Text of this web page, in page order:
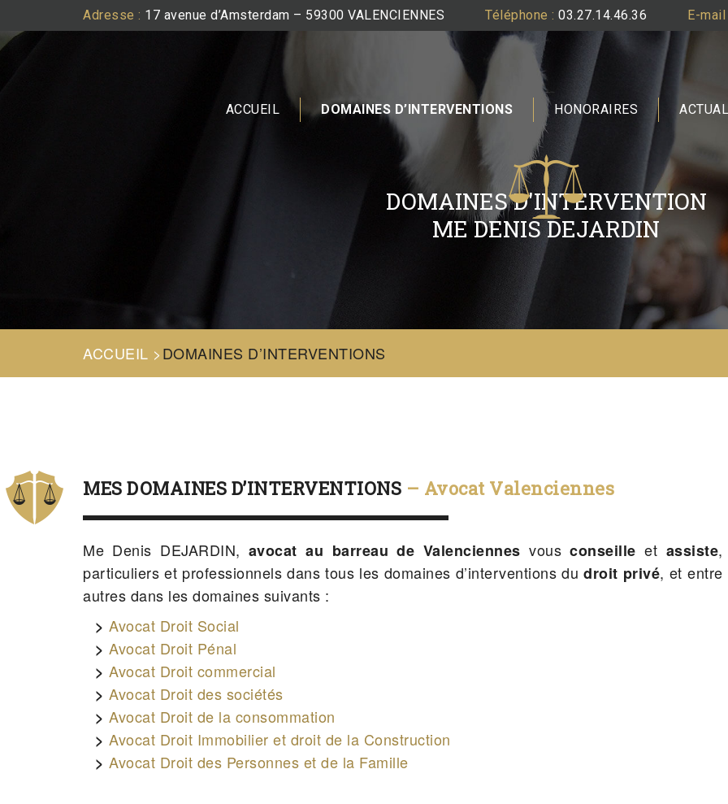
Adresse : 17 avenue d’Amsterdam – 59300 VALENCIENNES Téléphone : 03.27.14.46.36 E-mail
ACCUEIL DOMAINES D’INTERVENTIONS HONORAIRES
ME DENIS DEJARDIN
DOMAINES D'INTERVENTION
ACCUEIL >DOMAINES D’INTERVENTIONS
MES DOMAINES D’INTERVENTIONS – Avocat Valenciennes
Me Denis DEJARDIN, avocat au barreau de Valenciennes vousconseille et assiste,
particuliers et professionnels dans tous les domaines d’interventions dudroit privé, et entre
autres dans les domaines suivants :
Avocat Droit Social
Avocat Droit Pénal
Avocat Droit commercial
Avocat Droit des sociétés
Avocat Droit de la consommation
Avocat Droit Immobilier et droit de la Construction
Avocat Droit des Personnes et de la Famille